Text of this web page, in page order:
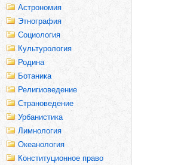
Астрономия
Этнография
Социология
Культурология
Родина
Ботаника
Религиоведение
Страноведение
Урбанистика
Лимнология
Океанология
Конституционное право